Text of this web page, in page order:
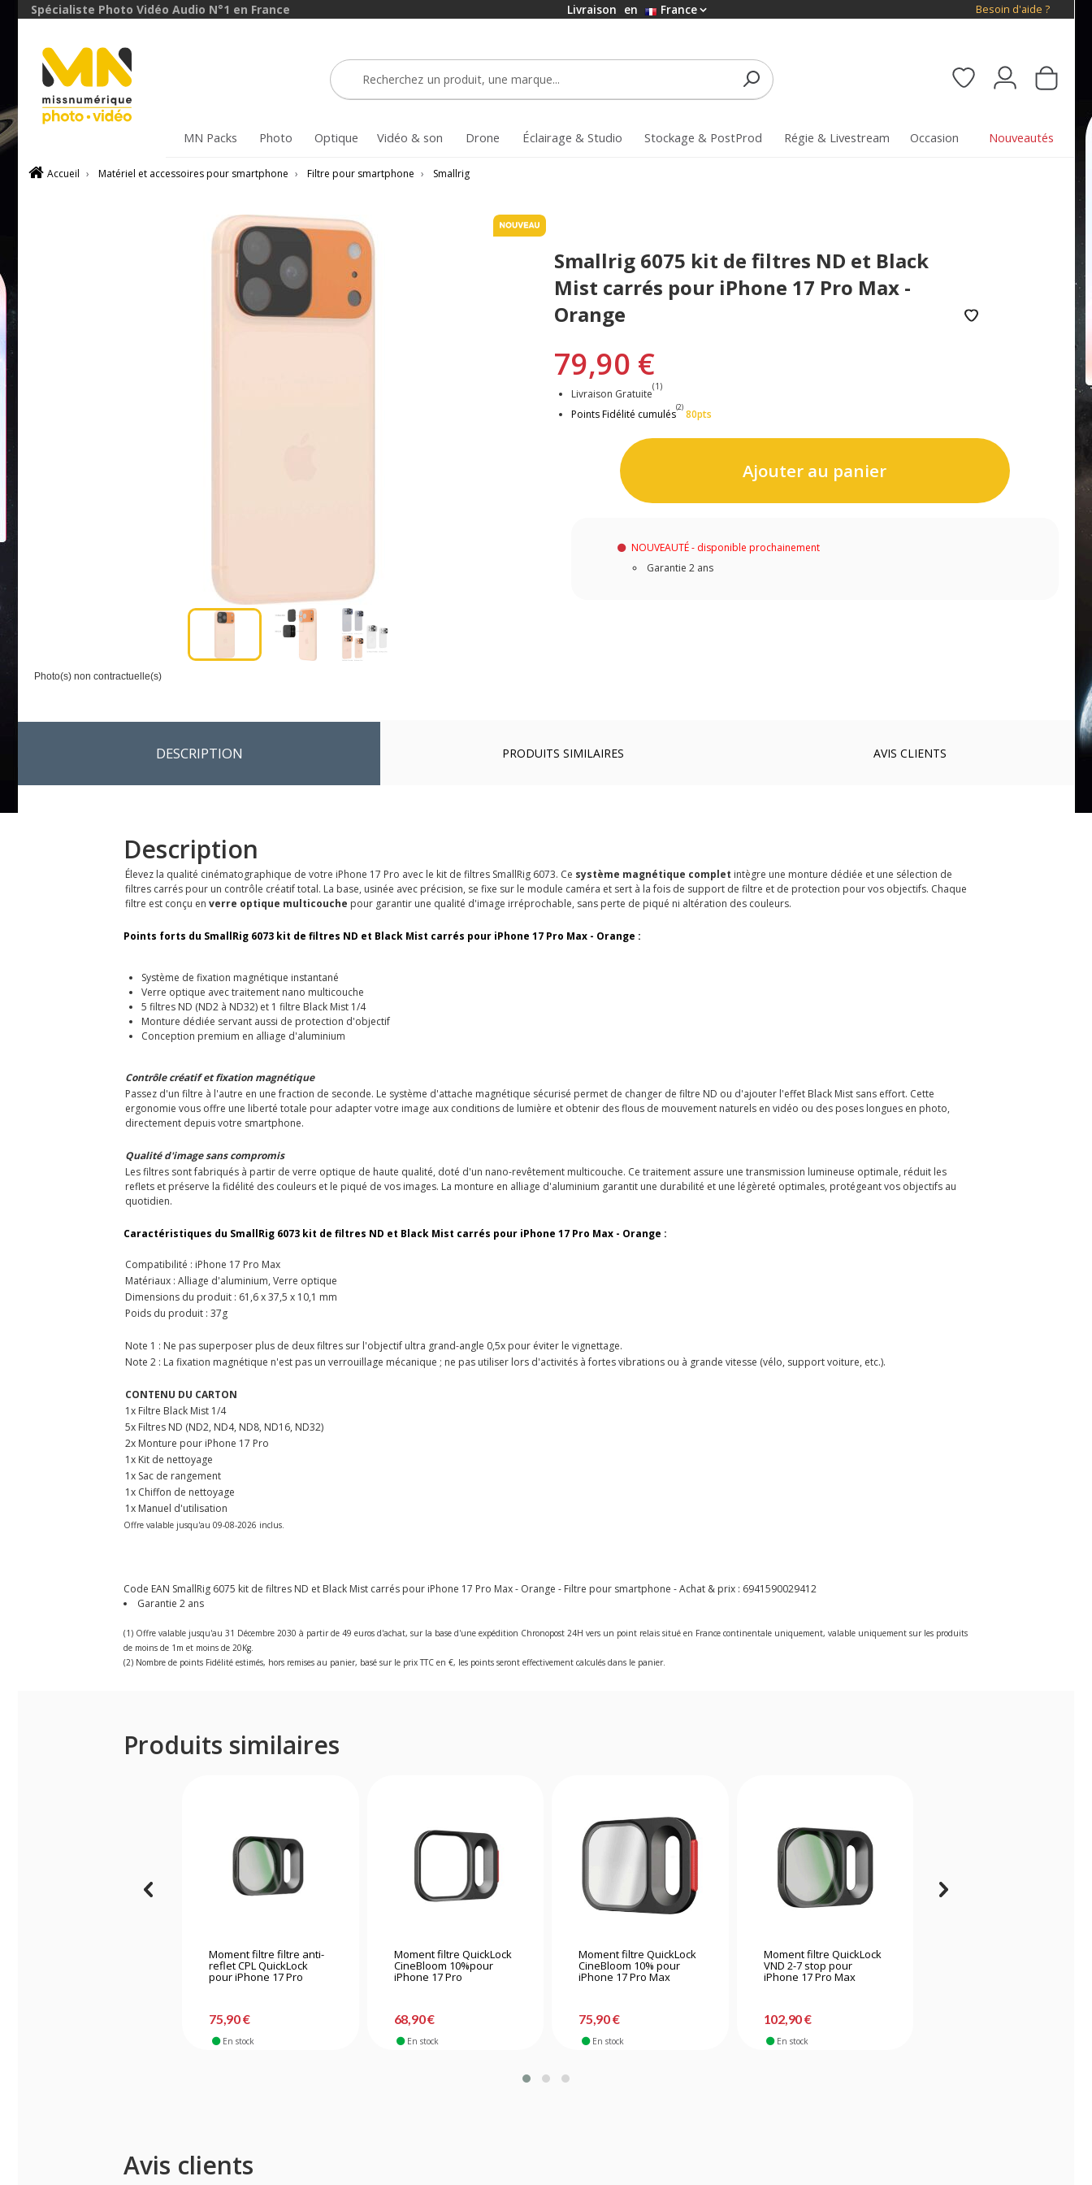
Spécialiste Photo Vidéo Audio N°1 en France Livraison en France Besoin d'aide ?
MN Packs Photo Optique Vidéo & son Drone Éclairage & Studio Stockage & PostProd Régie & Livestream Occasion Nouveautés
Accueil › Matériel et accessoires pour smartphone › Filtre pour smartphone › Smallrig
Photo(s) non contractuelle(s)
Smallrig 6075 kit de filtres ND et Black
Mist carrés pour iPhone 17 Pro Max -
Orange
79,90 €
Livraison Gratuite
(1)
Points Fidélité cumulés
(2)
80pts
Ajouter au panier
NOUVEAUTÉ - disponible prochainement
Garantie 2 ans
DESCRIPTION PRODUITS SIMILAIRES AVIS CLIENTS
Description
Élevez la qualité cinématographique de votre iPhone 17 Pro avec le kit de filtres SmallRig 6073. Ce système magnétique complet intègre une monture dédiée et une sélection de
filtres carrés pour un contrôle créatif total. La base, usinée avec précision, se fixe sur le module caméra et sert à la fois de support de filtre et de protection pour vos objectifs. Chaque
filtre est conçu en verre optique multicouche pour garantir une qualité d'image irréprochable, sans perte de piqué ni altération des couleurs.
Points forts du SmallRig 6073 kit de filtres ND et Black Mist carrés pour iPhone 17 Pro Max - Orange :
Système de fixation magnétique instantané
Verre optique avec traitement nano multicouche
5 filtres ND (ND2 à ND32) et 1 filtre Black Mist 1/4
Monture dédiée servant aussi de protection d'objectif
Conception premium en alliage d'aluminium
Contrôle créatif et fixation magnétique
Passez d'un filtre à l'autre en une fraction de seconde. Le système d'attache magnétique sécurisé permet de changer de filtre ND ou d'ajouter l'effet Black Mist sans effort. Cette
ergonomie vous offre une liberté totale pour adapter votre image aux conditions de lumière et obtenir des flous de mouvement naturels en vidéo ou des poses longues en photo,
directement depuis votre smartphone.
Qualité d'image sans compromis
Les filtres sont fabriqués à partir de verre optique de haute qualité, doté d'un nano-revêtement multicouche. Ce traitement assure une transmission lumineuse optimale, réduit les
reflets et préserve la fidélité des couleurs et le piqué de vos images. La monture en alliage d'aluminium garantit une durabilité et une légèreté optimales, protégeant vos objectifs au
quotidien.
Caractéristiques du SmallRig 6073 kit de filtres ND et Black Mist carrés pour iPhone 17 Pro Max - Orange :
Compatibilité : iPhone 17 Pro Max
Matériaux : Alliage d'aluminium, Verre optique
Dimensions du produit : 61,6 x 37,5 x 10,1 mm
Poids du produit : 37g
Note 1 : Ne pas superposer plus de deux filtres sur l'objectif ultra grand-angle 0,5x pour éviter le vignettage.
Note 2 : La fixation magnétique n'est pas un verrouillage mécanique ; ne pas utiliser lors d'activités à fortes vibrations ou à grande vitesse (vélo, support voiture, etc.).
CONTENU DU CARTON
1x Filtre Black Mist 1/4
5x Filtres ND (ND2, ND4, ND8, ND16, ND32)
2x Monture pour iPhone 17 Pro
1x Kit de nettoyage
1x Sac de rangement
1x Chiffon de nettoyage
1x Manuel d'utilisation
Offre valable jusqu'au 09-08-2026 inclus.
Code EAN SmallRig 6075 kit de filtres ND et Black Mist carrés pour iPhone 17 Pro Max - Orange - Filtre pour smartphone - Achat & prix : 6941590029412
Garantie 2 ans
(1) Offre valable jusqu'au 31 Décembre 2030 à partir de 49 euros d'achat, sur la base d'une expédition Chronopost 24H vers un point relais situé en France continentale uniquement, valable uniquement sur les produits
de moins de 1m et moins de 20Kg.
(2) Nombre de points Fidélité estimés, hors remises au panier, basé sur le prix TTC en €, les points seront effectivement calculés dans le panier.
Produits similaires
Moment filtre filtre anti-
reflet CPL QuickLock
pour iPhone 17 Pro
75,90 €
En stock
Moment filtre QuickLock
CineBloom 10%pour
iPhone 17 Pro
68,90 €
En stock
Moment filtre QuickLock
CineBloom 10% pour
iPhone 17 Pro Max
75,90 €
En stock
Moment filtre QuickLock
VND 2-7 stop pour
iPhone 17 Pro Max
102,90 €
En stock
Avis clients